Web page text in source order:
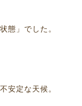
態」でした。
安定な天候。